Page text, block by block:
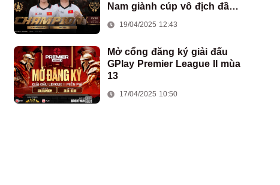
Nam giành cúp vô địch đầu
19/04/2025 12:43
Mở cổng đăng ký giải đấu
GPlay Premier League II mùa
13
17/04/2025 10:50